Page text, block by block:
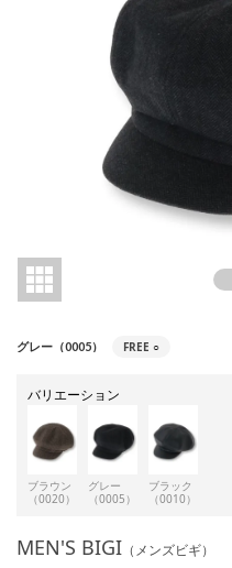
グレー（0005） FREE ○
バリエーション
ブラウン
（0020）
グレー
（0005）
ブラック
（0010）
MEN'S BIGI （メンズビギ）